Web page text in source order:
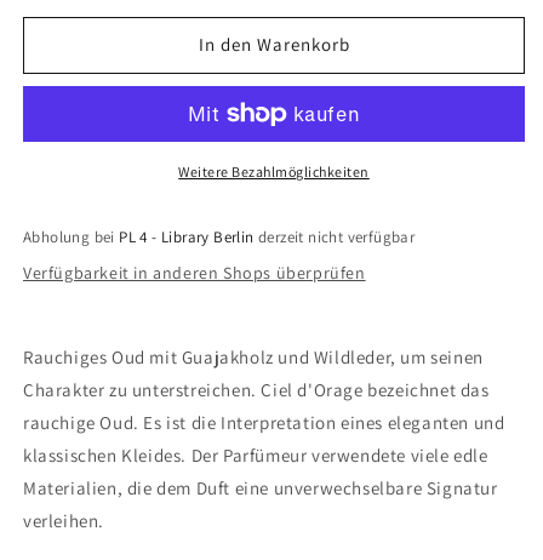
Menge
Ciel
Menge
Ciel
EdP
In den Warenkorb
Weitere Bezahlmöglichkeiten
Abholung bei PL 4 - Library Berlin derzeit nicht verfügbar
Verfügbarkeit in anderen Shops überprüfen
Rauchiges Oud mit Guajakholz und Wildleder, um seinen
Charakter zu unterstreichen. Ciel d'Orage bezeichnet das
rauchige Oud. Es ist die Interpretation eines eleganten und
klassischen Kleides. Der Parfümeur verwendete viele edle
Materialien, die dem Duft eine unverwechselbare Signatur
verleihen.